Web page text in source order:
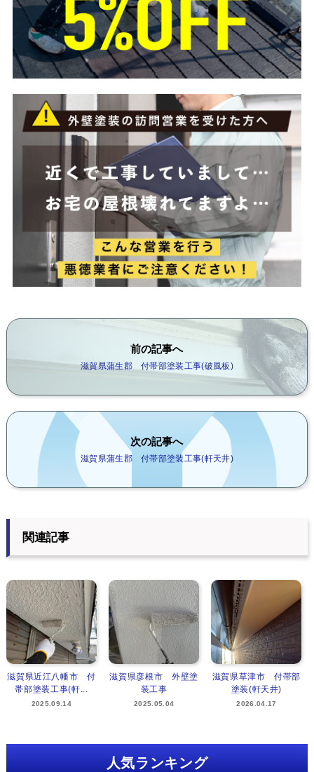
前の記事へ
滋賀県蒲生郡 付帯部塗装工事(破風板)
次の記事へ
滋賀県蒲生郡 付帯部塗装工事(軒天井)
関連記事
滋賀県近江八幡市 付
帯部塗装工事(軒...
2025.09.14
滋賀県彦根市 外壁塗
装工事
2025.05.04
滋賀県草津市 付帯部
塗装(軒天井)
2026.04.17
人気ランキング